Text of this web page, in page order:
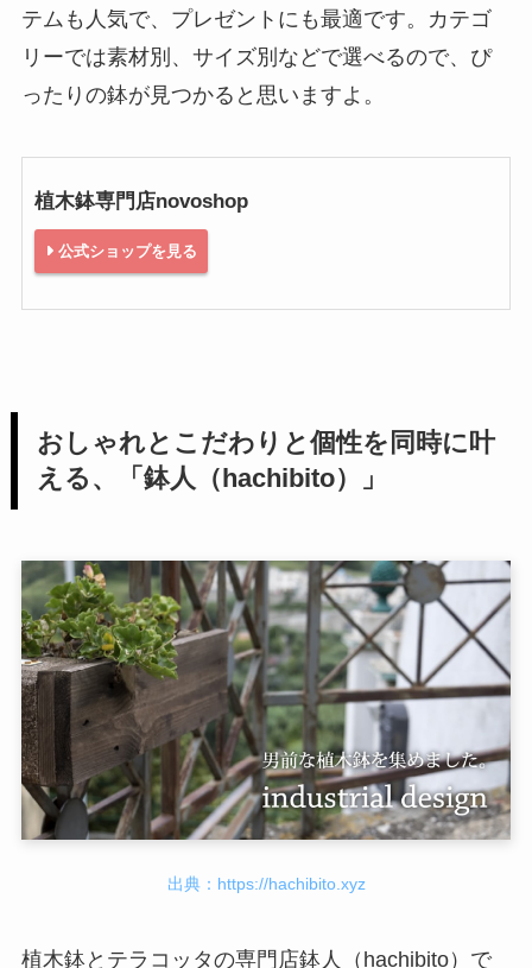
テムも人気で、プレゼントにも最適です。カテゴ
リーでは素材別、サイズ別などで選べるので、ぴ
ったりの鉢が見つかると思いますよ。
植木鉢専門店novoshop
公式ショップを見る
おしゃれとこだわりと個性を同時に叶
える、「鉢人（hachibito）」
出典：https://hachibito.xyz
植木鉢とテラコッタの専門店鉢人（hachibito）で